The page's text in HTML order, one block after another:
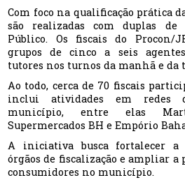
Com foco na qualificação prática
são realizadas com duplas
Público. Os fiscais do Procon/
grupos de cinco a seis
tutores nos turnos da manhã e da
Ao todo, cerca de 70 fiscais
inclui atividades em redes
município, entre elas
Supermercados BH e Empório
A iniciativa busca fortalecer a
órgãos de fiscalização e ampliar a
consumidores no município.